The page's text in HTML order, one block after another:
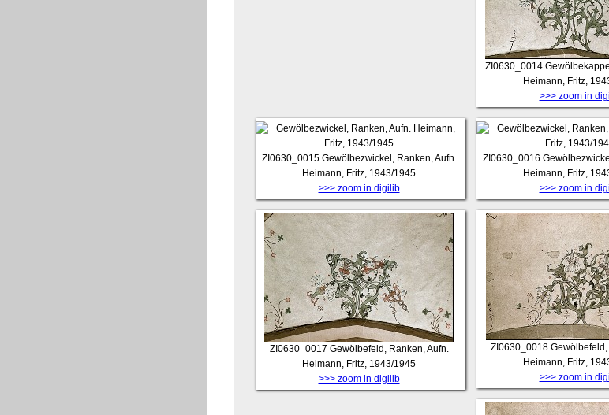
ZI0630_0014
Heimann, Fritz,
>>> zoom in
ZI0630_0015 Gewölbezwickel, Ranken, Aufn.
Heimann, Fritz, 1943/1945
>>> zoom in digilib
ZI0630_0016
Heimann, Fritz,
>>> zoom in
ZI0630_0017 Gewölbefeld, Ranken, Aufn.
Heimann, Fritz, 1943/1945
>>> zoom in digilib
ZI0630_0018 Gewölbefeld,
Heimann, Fritz,
>>> zoom in